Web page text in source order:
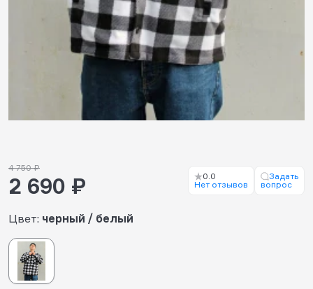
Цвет: черный / белый
4 750 ₽
2 690 ₽
0.0
Нет отзывов
Задать
вопрос